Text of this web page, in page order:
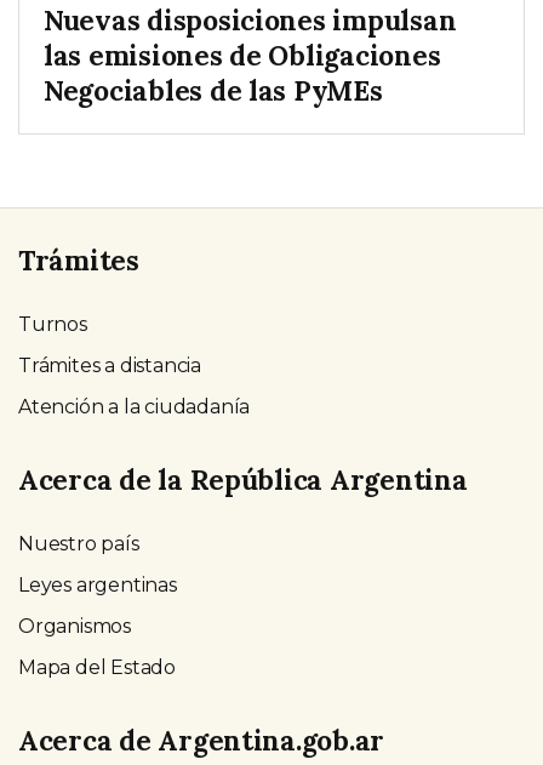
Nuevas disposiciones impulsan
las emisiones de Obligaciones
Negociables de las PyMEs
Trámites
Turnos
Trámites a distancia
Atención a la ciudadanía
Acerca de la República Argentina
Nuestro país
Leyes argentinas
Organismos
Mapa del Estado
Acerca de Argentina.gob.ar